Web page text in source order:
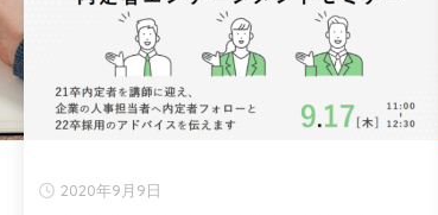
2020年9月9日